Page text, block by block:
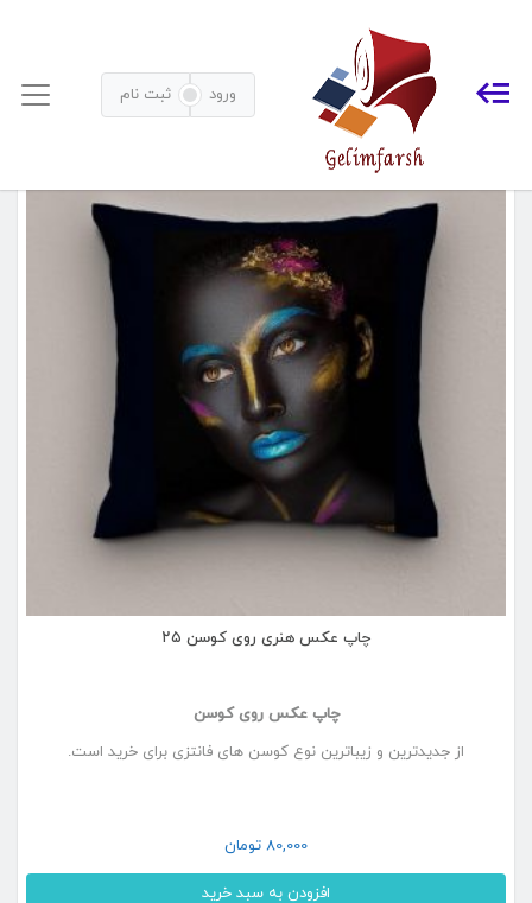
ورود ثبت نام
محصولات برچسب خورده “کوسن های زیبا و شیک”
چاپ عکس هنری روی کوسن ۲۵
چاپ عکس روی کوسن
از جدیدترین و زیباترین نوع کوسن های فانتزی برای خرید است.
80,000 تومان
افزودن به سبد خرید